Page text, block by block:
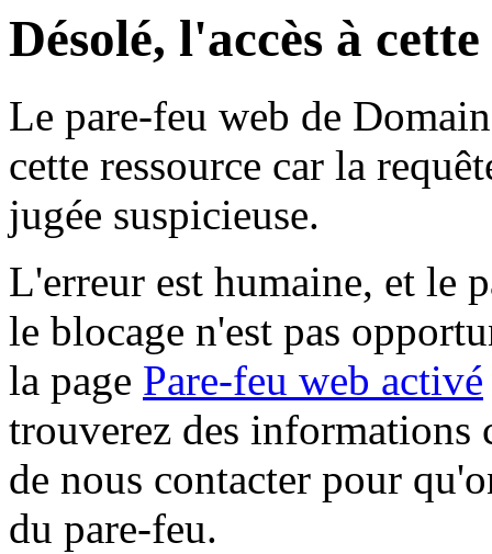
Désolé, l'accès à
Le pare-feu web de
cette ressource car la
jugée suspicieuse.
L'erreur est humaine, et le
le blocage n'est pas
la page Pare-feu web activé
trouverez des informations
de nous contacter pour
du pare-feu.